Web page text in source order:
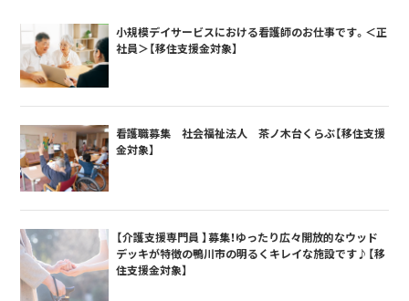
小規模デイサービスにおける看護師のお仕事です。＜正
社員＞【移住支援金対象】
看護職募集 社会福祉法人 茶ノ木台くらぶ【移住支援
金対象】
【介護支援専門員 】募集！ゆったり広々開放的なウッド
デッキが特徴の鴨川市の明るくキレイな施設です♪【移
住支援金対象】